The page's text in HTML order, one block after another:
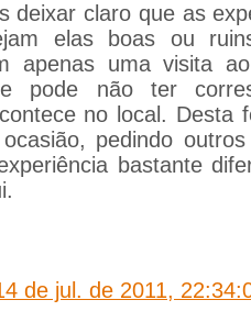
deixar claro que as
elas boas ou
apenas uma visita
pode não ter
no local. Desta
pedindo
bastante
de jul. de 2011,